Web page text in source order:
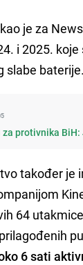
je za
i 2025.
slabe
protivnika
također je
64
6 sati